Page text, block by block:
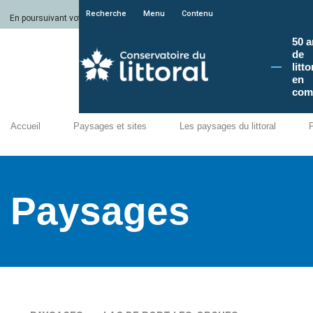
En poursuivant votre navigation sur le site du Conservatoire du littoral, vous
Recherche Menu Contenu
50
de
en
Accueil Paysages et sites Les paysages du littoral
Paysages